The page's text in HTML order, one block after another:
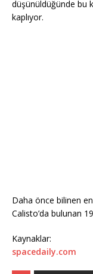
düşünüldüğünde bu
kaplıyor.
Daha önce bilinen
Calisto’da bulunan
Kaynaklar:
spacedaily.com